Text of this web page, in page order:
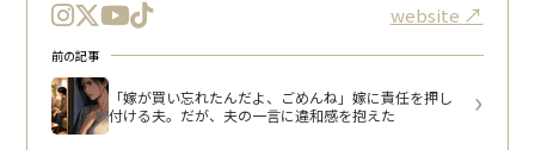
website
前の記事
「嫁が買い忘れたんだよ、ごめんね」嫁に責任を押し
付ける夫。だが、夫の一言に違和感を抱えた